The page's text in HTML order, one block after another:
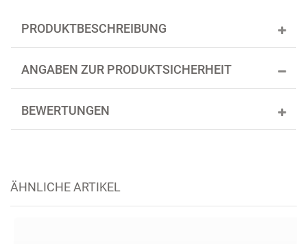
PRODUKTBESCHREIBUNG
ANGABEN ZUR PRODUKTSICHERHEIT
BEWERTUNGEN
ÄHNLICHE ARTIKEL